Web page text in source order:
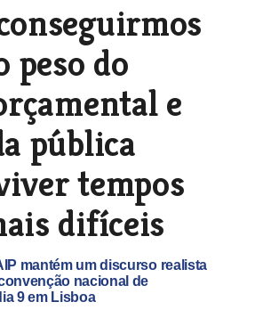
peso do
e
pública
tempos
difíceis
mantém um discurso realista
nacional de
9 em Lisboa